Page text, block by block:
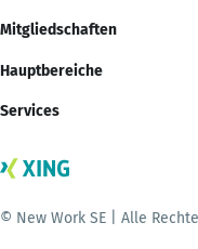
Mitgliedschaften
Hauptbereiche
Services
© New Work SE | Alle